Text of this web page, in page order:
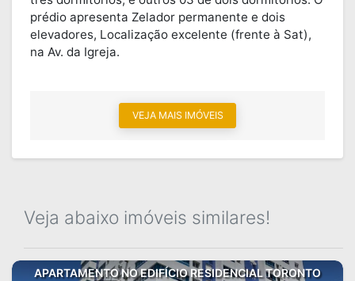
prédio apresenta Zelador permanente e dois
elevadores, Localização excelente (frente à Sat),
na Av. da Igreja.
VEJA MAIS IMÓVEIS
Veja abaixo imóveis similares!
APARTAMENTO NO EDIFÍCIO RESIDENCIAL TORONTO